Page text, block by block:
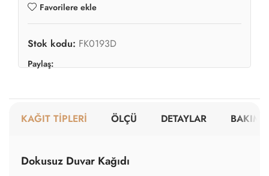
Favorilere ekle
Stok kodu: FK0193D
Paylaş:
KAĞIT TİPLERİ ÖLÇÜ DETAYLAR BAKIM
Dokusuz Duvar Kağıdı